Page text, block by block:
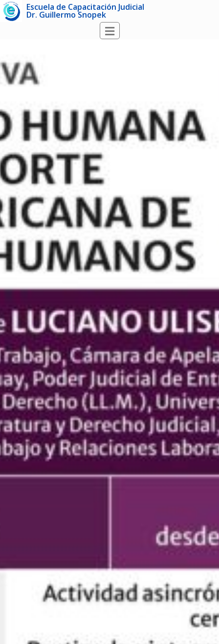
Escuela de Capacitación Judicial
Dr. Guillermo Snopek